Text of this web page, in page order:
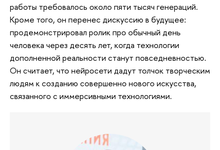
работы требовалось около пяти тысяч генераций.
Кроме того, он перенес дискуссию в будущее:
продемонстрировал ролик про обычный день
человека через десять лет, когда технологии
дополненной реальности станут повседневностью.
Он считает, что нейросети дадут толчок творческим
людям к созданию совершенно нового искусства,
связанного с иммерсивными технологиями.